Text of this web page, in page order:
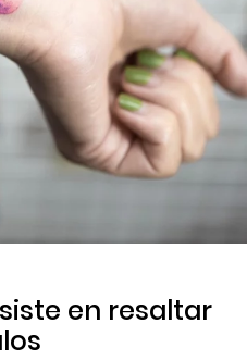
en resaltar